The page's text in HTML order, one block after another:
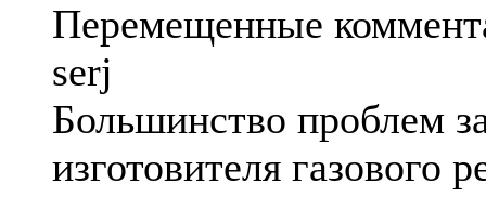
Перемещенные
serj
Большинство проблем
изготовителя газового